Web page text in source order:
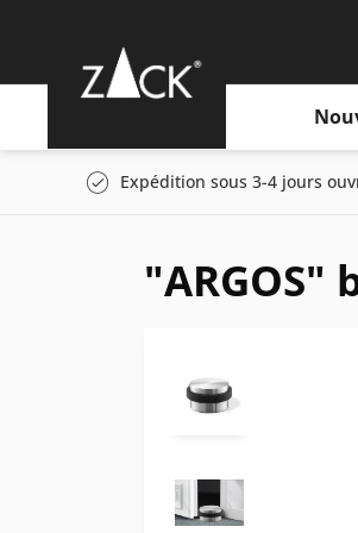
Expédition sous 3-4 jours
"ARGOS"